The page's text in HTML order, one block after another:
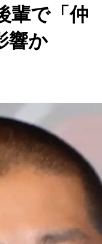
輩で「仲
響か